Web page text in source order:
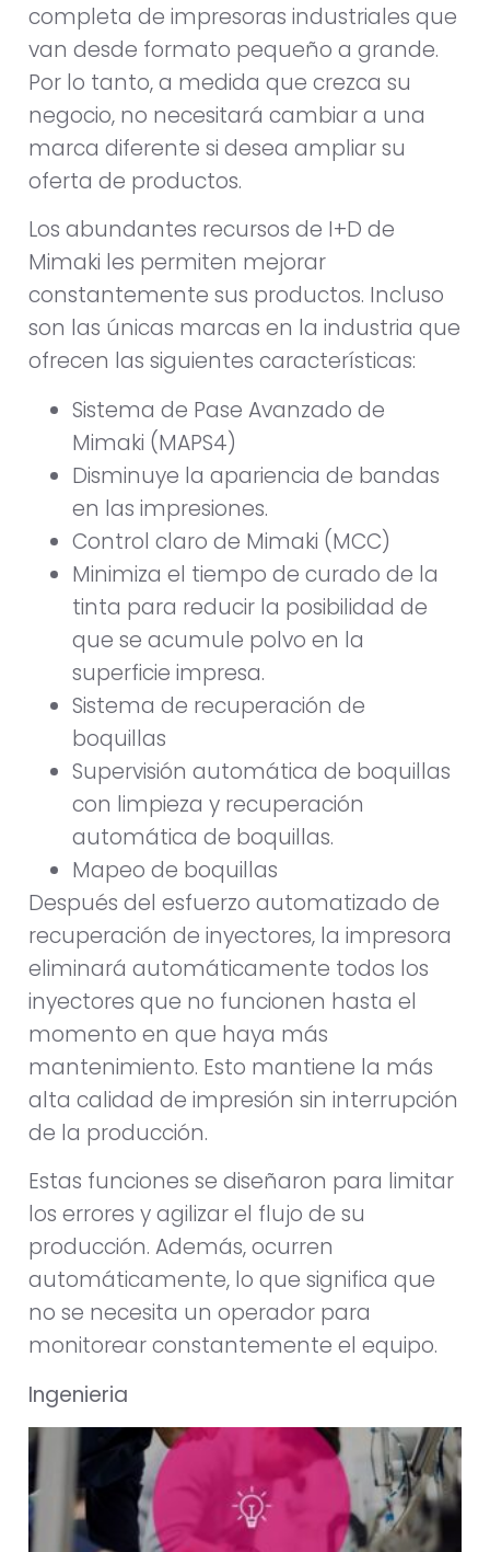
completa de impresoras industriales que
van desde formato pequeño a grande.
Por lo tanto, a medida que crezca su
negocio, no necesitará cambiar a una
marca diferente si desea ampliar su
oferta de productos.
Los abundantes recursos de I+D de
Mimaki les permiten mejorar
constantemente sus productos. Incluso
son las únicas marcas en la industria que
ofrecen las siguientes características:
Sistema de Pase Avanzado de
Mimaki (MAPS4)
Disminuye la apariencia de bandas
en las impresiones.
Control claro de Mimaki (MCC)
Minimiza el tiempo de curado de la
tinta para reducir la posibilidad de
que se acumule polvo en la
superficie impresa.
Sistema de recuperación de
boquillas
Supervisión automática de boquillas
con limpieza y recuperación
automática de boquillas.
Mapeo de boquillas
Después del esfuerzo automatizado de
recuperación de inyectores, la impresora
eliminará automáticamente todos los
inyectores que no funcionen hasta el
momento en que haya más
mantenimiento. Esto mantiene la más
alta calidad de impresión sin interrupción
de la producción.
Estas funciones se diseñaron para limitar
los errores y agilizar el flujo de su
producción. Además, ocurren
automáticamente, lo que significa que
no se necesita un operador para
monitorear constantemente el equipo.
Ingenieria